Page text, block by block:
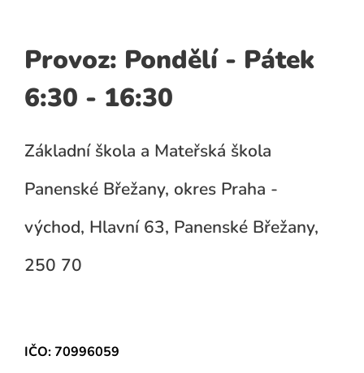
Provoz: Pondělí - Pátek
6:30 - 16:30
Základní škola a Mateřská škola
Panenské Břežany, okres Praha -
východ, Hlavní 63, Panenské Břežany,
250 70
IČO: 70996059